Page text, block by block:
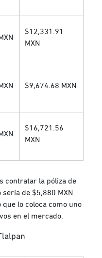
$12,331.91
MXN
$9,674.68 MXN
$16,721.56
MXN
contratar la póliza de
de $5,880 MXN
lo coloca como uno
en el mercado.